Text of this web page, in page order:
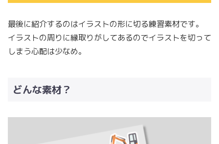
最後に紹介するのはイラストの形に切る練習素材です。
イラストの周りに縁取りがしてあるのでイラストを切って
しまう心配は少なめ。
どんな素材？